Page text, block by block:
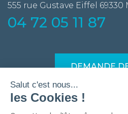
555 rue Gustave Eiffel 69330
04 72 05 11 87
DEMANDE
Devis en 24h